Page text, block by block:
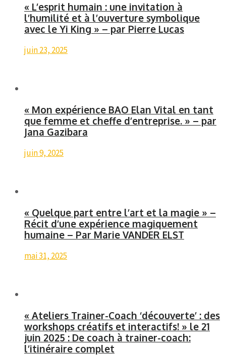
« L’esprit humain : une invitation à
l’humilité et à l’ouverture symbolique
avec le Yi King » – par Pierre Lucas
juin 23, 2025
« Mon expérience BAO Elan Vital en tant
que femme et cheffe d’entreprise. » – par
Jana Gazibara
juin 9, 2025
« Quelque part entre l’art et la magie » –
Récit d’une expérience magiquement
humaine – Par Marie VANDER ELST
mai 31, 2025
« Ateliers Trainer-Coach ‘découverte’ : des
workshops créatifs et interactifs! » le 21
juin 2025 : De coach à trainer-coach:
l’itinéraire complet